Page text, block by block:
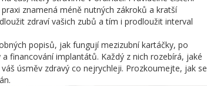
znamená méně nutných zákroků a kratší
zdraví vašich zubů a tím i prodloužit interval
popisů, jak fungují mezizubní kartáčky, po
financování implantátů. Každý z nich rozebírá, jaké
úsměv zdravý co nejrychleji. Prozkoumejte, jak se